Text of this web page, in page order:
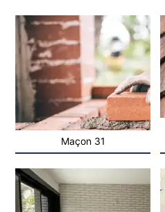
Maçon 31